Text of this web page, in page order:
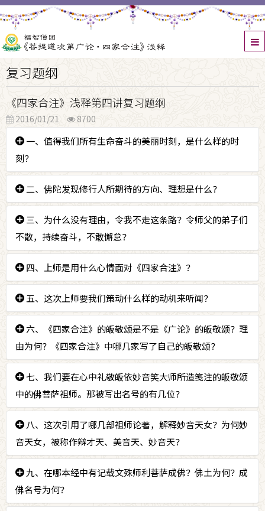
复习题纲
《四家合注》浅释第四讲复习题纲
2016/01/21 8700
一、值得我们所有生命奋斗的美丽时刻，是什么样的时
刻？
答：所有地狱道、饿鬼道、畜生道、轮回的痛苦，心中
的搅扰都止息的那一天。
二、佛陀发现修行人所期待的方向、理想是什么？
答：外在器世间和内心的美好都相互辗转增上，永远朝
着没有老病死等等众多痛苦罪业的一条路。在内心上对
治烦恼，生起三主要道，乃至显密的所有证悟力。令所
有的有情生命离开痛苦，永远享受安乐的办法。
三、为什么没有理由，令我不走这条路？令师父的弟子们
不散，持续奋斗，不敢懈怠？
答：为了止息自心的痛苦，也为了我们所关注、怜悯、
不舍，深深爱护的所有生命，能彻底的离苦得乐。而且
发现了成办这样美好目标的方法。所以如师父教诫般，
我们这一群人没有散，也没有理由离开！
四、上师是用什么心情面对《四家合注》？
答：上师很喜欢当学生，所以抱着向佛菩萨、传承师
长、所有有情学习的心来面对。那是一个简单的，想要
彻底地再学习一场的心。
五、这次上师要我们策动什么样的动机来听闻？
答：不能忍受曾为吾母的有情，在恶道挣扎，在轮回里
忽上忽下，永不停息，天翻地覆的折腾。眼见这一切令
我心不宁，所以为了如母有情，能早一天离苦得乐，我
必须迅速成佛，因此必须了解成佛的因，所以必须闻
法。
六、《四家合注》的皈敬颂是不是《广论》的皈敬颂？理
由为何？《四家合注》中哪几家写了自己的皈敬颂？
答：《四家合注》的皈敬颂是批注《广论》时批注所写
的皈敬颂，不是《广论》的皈敬颂。共有二家写了自己
的皈敬颂，分别是巴梭尊者、妙音笑大师。
七、我们要在心中礼敬皈依妙音笑大师所造笺注的皈敬颂
中的佛菩萨祖师。那被写出名号的有几位？
答：共有11位：释迦世尊、妙音文殊、妙音天女、慈氏
弥勒、阿底峡尊者、种敦巴尊者、衮巴瓦大师、内邬苏
巴大师、博朵瓦大师、慬哦瓦大师、仁钦岗巴大师。
八、这次引用了哪几部祖师论著，解释妙音天女？为何妙
音天女，被称作辩才天、美音天、妙音天？
答：唐朝一行大师的《大日经疏》和唐朝智俨和温古编
修的《大日经义释》。这位本尊天女聪慧而有辩才，所
以叫辩才天。能发出非常美妙的歌音，所以叫美音天、
九、在哪本经中有记载文殊师利菩萨成佛？佛土为何？成
佛名号为何？